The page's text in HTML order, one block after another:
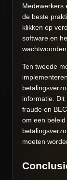
Medewerkers
de beste
klikken op
software en
Ten tweede
informatie. Dit
fraude en
om een
moeten